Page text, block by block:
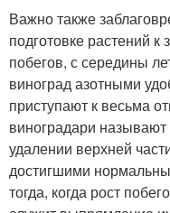
Важно также
подготовке растений
побегов, с середины
виноград азотными
приступают к весьма
виноградари
удалении верхней
достигшими
тогда, когда рост